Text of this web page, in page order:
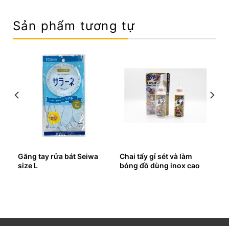
Sản phẩm tương tự
Găng tay rửa bát Seiwa
size L
Chai tẩy gỉ sét và làm
bóng đồ dùng inox cao